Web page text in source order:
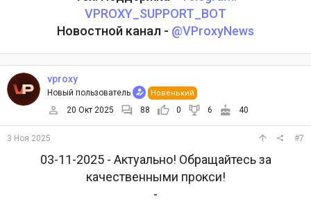
VPROXY_SUPPORT_BOT
Новостной канал - @VProxyNews
vproxy
Новый пользователь Новенький
20 Окт 2025 88 0 6 40
3 Ноя 2025 #7
03-11-2025 - Актуально! Обращайтесь за
качественными прокси!
-